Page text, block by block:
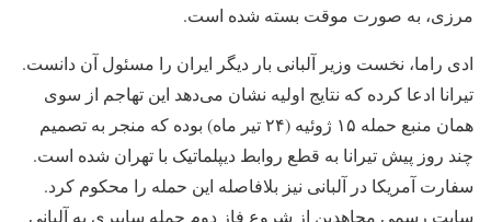
مرزی، به صورت موقت بسته شده است.
ادی راما، نخست وزیر آلبانی بار دیگر ایران را مسئول آن دانست.
تیرانا ادعا کرده که نتایج اولیه نشان می‌دهد این تهاجم از سوی
همان منبع حمله ۱۵ ژوئیه (۲۴ تیر ماه) بوده که منجر به تصمیم
چند روز پیش تیرانا به قطع روابط دیپلماتیک با تهران شده است.
سفارت آمریکا در آلبانی نیز بلافاصله این حمله را محکوم کرد.
سایت رسمی مجاهدین از شروع فاز دوم حمله سایبری به آلبانی